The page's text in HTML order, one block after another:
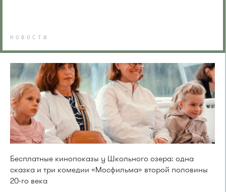
НОВОСТИ
Бесплатные кинопоказы у Школьного озера: одна
сказка и три комедии «Мосфильма» второй половины
20-го века